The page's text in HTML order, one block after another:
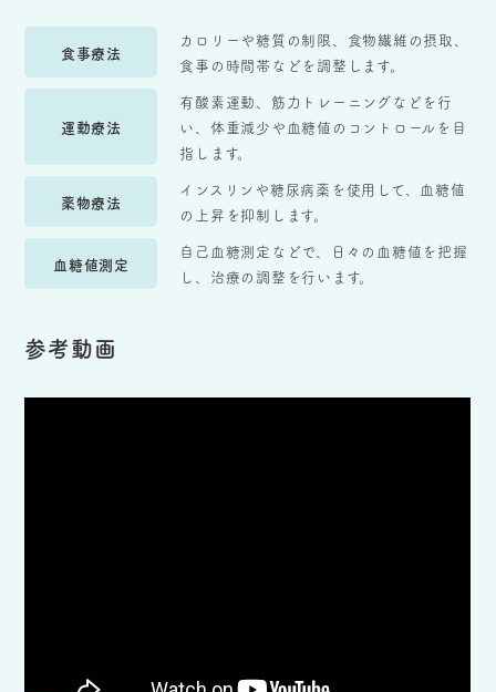
食事療法
カロリーや糖質の制限、食物繊維の摂取、
食事の時間帯などを調整します。
運動療法
有酸素運動、筋力トレーニングなどを行
い、体重減少や血糖値のコントロールを目
指します。
薬物療法
インスリンや糖尿病薬を使用して、血糖値
の上昇を抑制します。
血糖値測定
自己血糖測定などで、日々の血糖値を把握
し、治療の調整を行います。
参考動画